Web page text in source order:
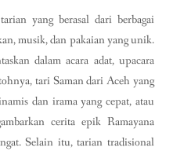
yang berasal dari berbagai
musik, dan pakaian yang unik.
dalam acara adat, upacara
tari Saman dari Aceh yang
dan irama yang cepat, atau
cerita epik Ramayana
Selain itu, tarian tradisional